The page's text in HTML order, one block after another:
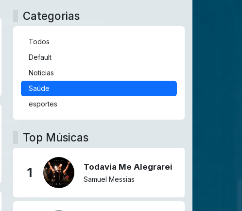
Categorias
Todos
Default
Noticias
Saúde
esportes
Top Músicas
1 Todavia Me Alegrarei
Samuel Messias